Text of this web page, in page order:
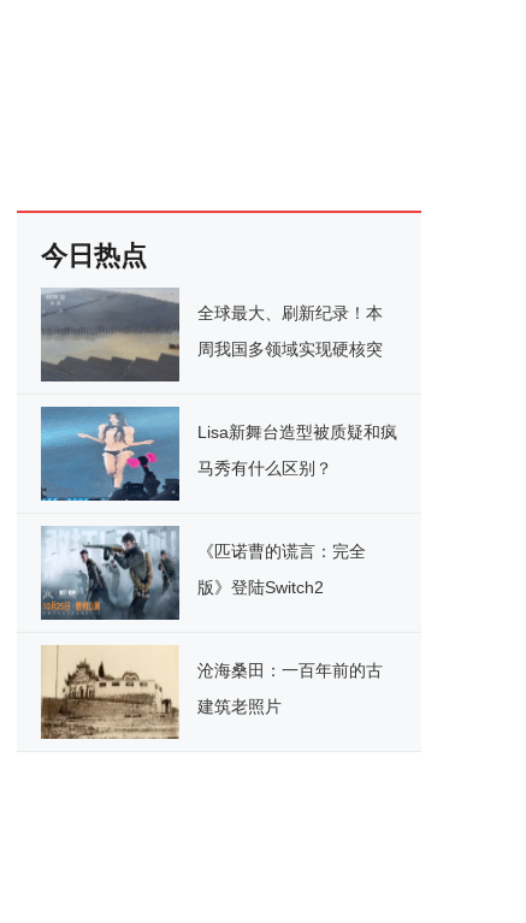
今日热点
全球最大、刷新纪录！本
周我国多领域实现硬核突
Lisa新舞台造型被质疑和疯
马秀有什么区别？
《匹诺曹的谎言：完全
版》登陆Switch2
沧海桑田：一百年前的古
建筑老照片